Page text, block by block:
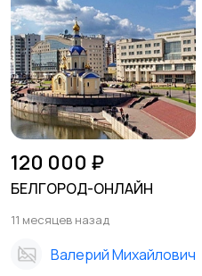
120 000 ₽
БЕЛГОРОД-ОНЛАЙН
11 месяцев назад
Валерий Михайлович